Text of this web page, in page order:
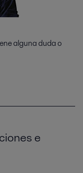
alguna duda o
e